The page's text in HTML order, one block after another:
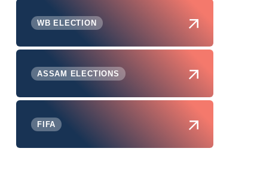
WB ELECTION
ASSAM ELECTIONS
FIFA